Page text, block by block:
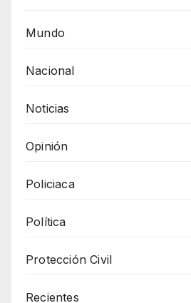
Mundo
Nacional
Noticias
Opinión
Policiaca
Política
Protección Civil
Recientes